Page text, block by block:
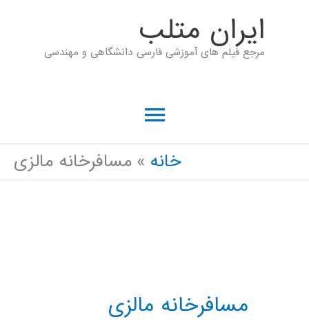
ايران متلب
مرجع فیلم های آموزشی فارسی دانشگاهی و مهندسی
فهرست
اصلی
خانه مسافرخانه مالزی
مسافرخانه مالزی